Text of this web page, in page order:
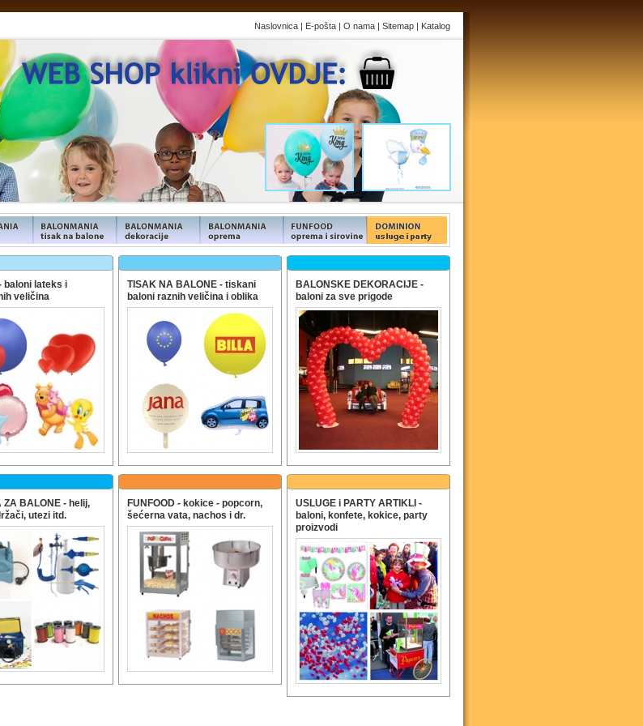
Naslovnica | E-pošta | O nama | Sitemap | Katalog
baloni lateks i
veličina
TISAK NA BALONE - tiskani
baloni raznih veličina i oblika
BALONSKE DEKORACIJE -
baloni za sve prigode
ZA BALONE - helij,
utezi itd.
FUNFOOD - kokice - popcorn,
šećerna vata, nachos i dr.
USLUGE i PARTY ARTIKLI -
baloni, konfete, kokice, party
proizvodi